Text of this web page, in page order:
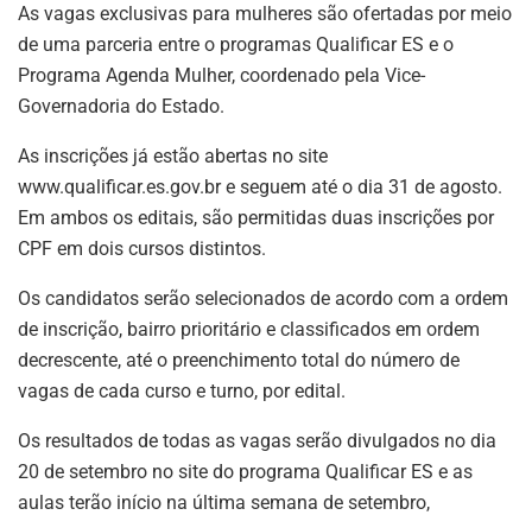
As vagas exclusivas para mulheres são ofertadas por meio
de uma parceria entre o programas Qualificar ES e o
Programa Agenda Mulher, coordenado pela Vice-
Governadoria do Estado.
As inscrições já estão abertas no site
www.qualificar.es.gov.br e seguem até o dia 31 de agosto.
Em ambos os editais, são permitidas duas inscrições por
CPF em dois cursos distintos.
Os candidatos serão selecionados de acordo com a ordem
de inscrição, bairro prioritário e classificados em ordem
decrescente, até o preenchimento total do número de
vagas de cada curso e turno, por edital.
Os resultados de todas as vagas serão divulgados no dia
20 de setembro no site do programa Qualificar ES e as
aulas terão início na última semana de setembro,